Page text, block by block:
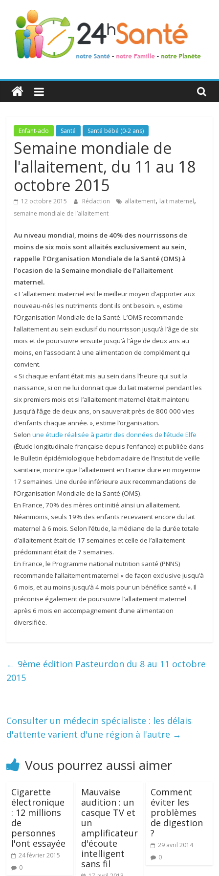
24h
Santé
La
santé
de
toute
famille
Enfant-ado Santé Santé bébé (0-2 ans)
Semaine mondiale de
l'allaitement, du 11 au 18
octobre 2015
12 octobre 2015 Rédaction allaitement, lait maternel,
semaine mondiale de l’allaitement
Au niveau mondial, moins de 40% des nourrissons de
moins de six mois sont allaités exclusivement au sein,
rappelle l’Organisation Mondiale de la Santé (OMS) à
l’ocasion de la Semaine mondiale de l’allaitement
maternel.
« L’allaitement maternel est le meilleur moyen d’apporter aux
nouveau-nés les nutriments dont ils ont besoin. », estime
l’Organisation Mondiale de la Santé. L’OMS recommande
l’allaitement au sein exclusif du nourrisson jusqu’à l’âge de six
mois et de poursuivre ensuite jusqu’à l’âge de deux ans au
moins, en l’associant à une alimentation de complément qui
convient.
« Si chaque enfant était mis au sein dans l’heure qui suit la
naissance, si on ne lui donnait que du lait maternel pendant les
six premiers mois et si l’allaitement maternel était maintenu
jusqu’à l’âge de deux ans, on sauverait près de 800 000 vies
d’enfants chaque année. », estime l’organisation.
Selon une étude réalisée à partir des données de l’étude Elfe
(Étude longitudinale française depuis l’enfance) et publiée dans
le Bulletin épidémiologique hebdomadaire de l’Institut de veille
sanitaire, montre que l’allaitement en France dure en moyenne
17 semaines. Une durée inférieure aux recommandations de
l’Organisation Mondiale de la Santé (OMS).
En France, 70% des mères ont initié ainsi un allaitement.
Néanmoins, seuls 19% des enfants recevaient encore du lait
maternel à 6 mois. Selon l’étude, la médiane de la durée totale
d’allaitement était de 17 semaines et celle de l’allaitement
prédominant était de 7 semaines.
En France, le Programme national nutrition santé (PNNS)
recommande l’allaitement maternel « de façon exclusive jusqu’à
6 mois, et au moins jusqu’à 4 mois pour un bénéfice santé ». Il
préconise également de poursuivre l’allaitement maternel
après 6 mois en accompagnement d’une alimentation
diversifiée.
← 9ème édition Pasteurdon du 8 au 11 octobre
2015
Consulter un médecin spécialiste : les délais
d'attente varient d'une région à l'autre →
Vous pourrez aussi aimer
Cigarette
électronique
: 12 millions
de
personnes
l'ont essayée
24 février 2015
0
Mauvaise
audition : un
casque TV et
un
amplificateur
d'écoute
intelligent
sans fil
Comment
éviter les
problèmes
de digestion
?
29 avril 2014
0